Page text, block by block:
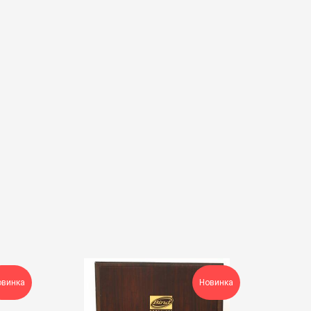
Новинка